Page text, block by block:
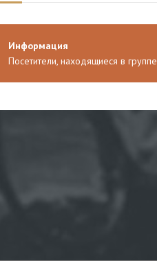
Информация
Посетители, находящиеся в группе